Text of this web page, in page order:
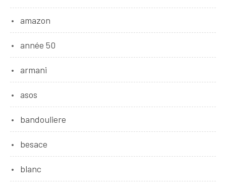
amazon
année 50
armani
asos
bandouliere
besace
blanc